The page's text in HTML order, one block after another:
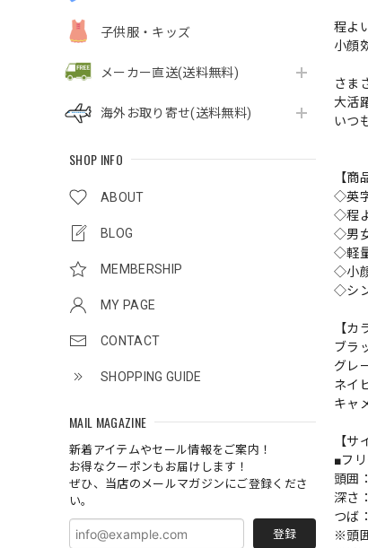
子供服・キッズ
メーカー直送(送料無料)
海外お取り寄せ(送料無料)
SHOP INFO
ABOUT
BLOG
MEMBERSHIP
MY PAGE
CONTACT
SHOPPING GUIDE
MAIL MAGAZINE
新着アイテムやセール情報をご案内！
お得なクーポンもお届けします！
ぜひ、当店のメールマガジンにご登録くださ
い。
登録
程よ
小顔
さま
大活
いつ
【商
◇英
◇程
◇男
◇軽
◇小
◇シ
【カ
ブラ
グレ
ネイ
キャ
【サ
■フ
頭囲
深さ
つば
※頭